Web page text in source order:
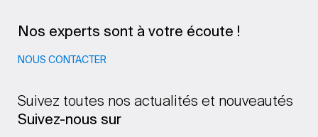
Nos experts sont à votre écoute !
NOUS CONTACTER
Suivez toutes nos actualités et nouveautés
Suivez-nous sur